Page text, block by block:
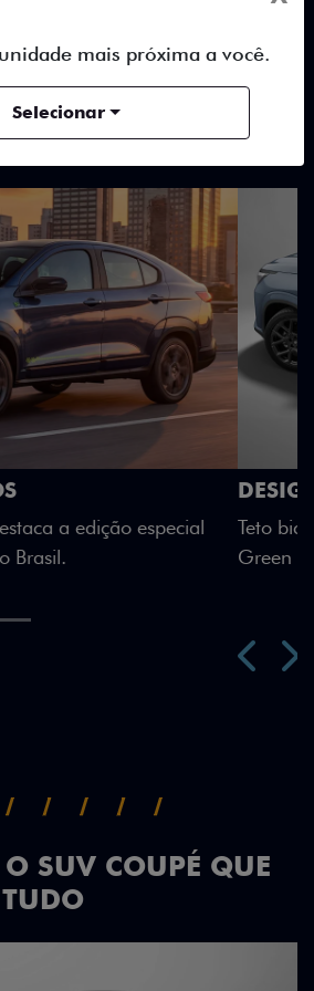
HÍBRIDOS
estilizados e detalhes em Citrus
visual única.
SUV COUPÉ QUE
mais próxima a você.
Selecionar